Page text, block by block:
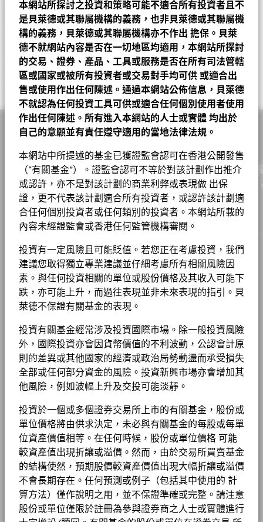
本網站所探討之投資和策略可能不適合所有投資者且不
是貝萊德或其聯屬機構的義務，也非貝萊德或其聯屬機
構的義務，貝萊德或其聯屬機構亦不作出 擔保。貝萊
德不就網站內容是否在一切地區均適用，本網站所探討
的交易、證券、產品、工具或服務是否在所有司法管轄
區或國家或被所有投資者或交易對手均可供 或適合出
售或使用作出任何陳述。通過本網站公佈信息，貝萊德
不就認為任何投資工具可供或適合任何個別使用者使用
作出任何陳述。所有進入本網站的人士或實體 均出於
自己的意願並有責任遵守適用的當地法律法規。
本網站中所提述的基金已獲證監會認可在香港公開發售
（“有關基金”）。證監會認可不等於對該計劃作出推介
或認許，亦不是對該計劃的商業利弊或表現做 出保
證，更不代表該計劃適合所有投資者，或認許該計劃適
合任何個別投資者或任何類別的投資者。本網站所載的
內容未經證監會或香港任何監管機構審閱。
投資有一定風險且可能貶值。若您正在考慮投資，我們
建議您取得獨立專業建議並仔細考慮所有相關風險因
素。與任何投資相關的單位或股份價格及其收入可能下
跌，亦可能上升，而過往表現並非未來表現的指引。貝
萊德不保證有關基金的表現。
投資有關基金經常涉及投資國際市場。除一般投資風險
外，國際投資亦會因貨幣價值的不利波動，公認會計原
則的差異或其他國家的經濟或政治局勢動盪而承受損失
全部或任何部分資金的風險。投資新興市場亦會增加其
他風險，例如波幅上升及交投可能淡靜。
投資於一個或多個證券交易所上市的有關基金，股份或
單位價格將由供求決定，未必與有關基金的每股或每單
位資產價值相等。在任何時候，股份或單位價格 可能
較資產值出現折讓或溢價。然而，由於交易所買賣基金
的結構使然，預期股價較資產價值出現大幅折讓或溢價
不會長期存在。任何預測或例子（包括其中使用的 計
算方法）僅作說明之用，並不保證準確或完整。請注意
股份或單位僅限於註冊為參與證券商之人士或實體進行
Chart
Bar chart with 2 data series.
The chart has 1 X axis displaying categories.
The chart has 1 Y axis displaying Values. Range: -20 to 30.
Values
2016201720182019202020212022202320242025
-20
-10
0
10
20
30
End of interactive chart.
2016 2017 2018 2019 2020 2021 2022
年度
(%)
USD
1.95 11.45 -10.01 15.36 18.23 4.94 -17.36
參考
指標
USD
表現已扣除持續徵收的收費，惟不包括認購和贖回費用。
往績並非未來表現的指引。投資者或未能取回投資的全部本金。
表現按該時期的資產淨值計算，股息再作投資。表現數據已扣除費
用。
管理費
1.50%
管理費 (部分基金/股份類別包括
分銷費)
2.75%
最低首次投資額
USD 5000
收入用途
累積
監管制度
UCITS
晨星分類
美元平衡型多元資產
交易頻率
每日
SEDOL
7506653
香港證監會認可ESG基金
否
股份成立日期
2003年11月24日
貨幣(本地)
資產類別
多元資產
首次認購費
0.00%
ISIN
LU0147395726
表現費
最低其後投資額
USD 1000
註冊地點
盧森堡
管理公司
BlackRock (Luxembourg) S.A.
彭博代號
MGLOACA
參考指標 1
36%標普500指數╱24%富時世
界（美國除外）指數╱5年期美
國國庫券
有關費用詳情, 請參閱基金章程。
有效存續期
截至 2026年6月30日
1.56
固定收益 + 現金有效久期
截至 2026年6月30日
4.37
3年貝他係數
截至 2026年7月31日
1.048
加權平均市值(百萬)
截至 2026年6月30日
美元 899,167.8 M
截至 2026年6月30日
晨星星號評
級
截至 2026年7月31日
Morningstar, Inc. 版權所有。
截至 2026年6月30日
成分股名稱 比重(%)
NVIDIA CORP
2.55
ALPHABET INC CLASS C
2.43
APPLE INC
TAIWAN SEMICONDUCTOR MANUFACTURING
1.54
AMAZON.COM INC
1.48
MICRON TECHNOLOGY INC
1.33
ELI LILLY
MICROSOFT CORP
1.19
BROADCOM INC
1.17
ASML HOLDING NV
1.07
基金以主動方式管理，而其成分將會變動。所示持倉僅供說明用
途，不應視作買賣有關證券的建議。基金細節、持倉和特色均截至
所示日期並可予更改。
投資或會更改
截至 2026年6月30日
比重（%）
投資分佈 基金 基準
Net
股票
61.65 60.00
1.65
現金
11.12 0.00
11.12
大宗商品
3.31 0.00 3.31
負比重可能是因特定情況（包括基金購入證券的交易和結算日時
差）及／或為增加或減少市場風險及／或風險管理而利用若干金融
入，總額可能不等於100%。
價格及交易所
股份類別 貨幣 淨值 變動 變動(%)
資產淨值截
A10
USD 11.59 0.01 0.09
2026年8月7
A10 對沖股份
ZAR 111.80 0.15 0.13
2026年8月7
A10 對沖股份
HKD 112.81 0.13 0.12
2026年8月7
A10 對沖股份
CNH 107.47 0.12 0.11
2026年8月7
A10 對沖股份
EUR 11.36 0.02 0.18
2026年8月7
A10 對沖股份
AUD 11.17 0.01 0.09
2026年8月7
A10 對沖股份
SGD 11.06 0.02 0.18
A10 對沖股份
JPY 1,088.00 1.00 0.09
2026年8月7
A11
USD 10.25 0.01 0.10
2026年8月7
A11 對沖股份
ZAR 102.54 0.13 0.13 2026年8月7
1 至 10 全部: 48 Previous
1 2 3 4 5
除特別註明外，所有資料截至月底。
基金經理
Russ Koesterich
Rick Rieder
Managing Director, CIO of Global Fixed Income
Read More
ESG 整合
ESG 整合
貝萊德在其投資過程中考量許多投資風險。出於為我們的客戶尋求
風險調整後的最佳回報，我們管理可能影響投資組合的重大風險和
機會，包括財務上重大的環境、社會和/或治理（ESG）數據或資
此方法的更多資料，並參閱基金文件，以了解這些重大風險如何在
本産品中被考慮（如適用）。
相關文件
貝萊德環球資產配置基金 C2 美元 基金
基金章程
貝萊德全球基金 – 基⾦產品資料概要
貝萊德環球資產配置基金產品資料概要
BGF股息組成資料 (每月)
貝萊德全球基金 - 最新每季派息
貝萊德全球基金 - 最新每月派息
BGF股息組成資料 (每季)
貝萊德全球基金年報及賬目 - 只提供英文版本
作為一家全球投資管理公司及客戶的信託人，貝萊德致力為
實現財務幸福。自1999年以來，我們憑藉領先的金融科技，
戶提供理想的解決方案以協助他們達成其重要投資目標。
集團
工作機會
新聞中心
投資者關係
法律通知
條款及細則
私隱通知
業務連續性
詐騙提示
Cookie通知
Manage cookies